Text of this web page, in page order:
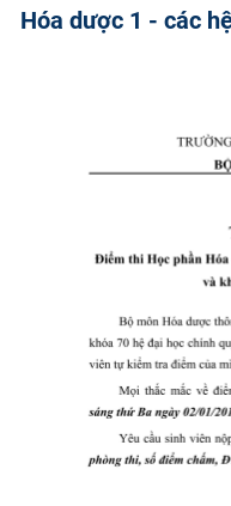
TUYỂN SINH
ĐẢM BẢO CHẤT
CỰU NGƯỜI HỌC
Hóa dược 1 - các